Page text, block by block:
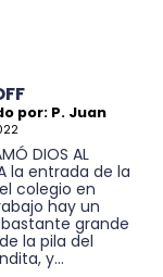
por: P. Juan
DIOS AL
la entrada de la
colegio en
hay un
grande
la pila del
y...